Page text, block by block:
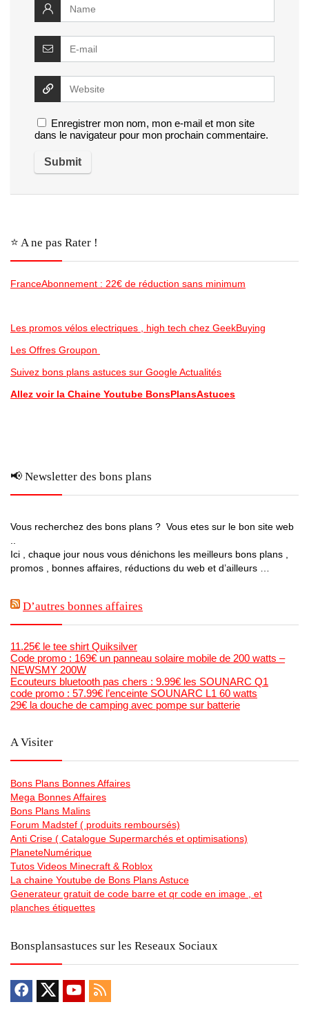
Enregistrer mon nom, mon e-mail et mon site
dans le navigateur pour mon prochain commentaire.
⭐️ A ne pas Rater !
FranceAbonnement : 22€ de réduction sans minimum
Les promos vélos electriques , high tech chez GeekBuying
Les Offres Groupon
Suivez bons plans astuces sur Google Actualités
Allez voir la Chaine Youtube BonsPlansAstuces
📢 Newsletter des bons plans
Vous recherchez des bons plans ? Vous etes sur le bon site web
Ici , chaque jour nous vous dénichons les meilleurs bons plans ,
promos , bonnes affaires, réductions du web et d’ailleurs …
D’autres bonnes affaires
11.25€ le tee shirt Quiksilver
Code promo : 169€ un panneau solaire mobile de 200 watts –
NEWSMY 200W
Ecouteurs bluetooth pas chers : 9.99€ les SOUNARC Q1
code promo : 57.99€ l’enceinte SOUNARC L1 60 watts
29€ la douche de camping avec pompe sur batterie
A Visiter
Bons Plans Bonnes Affaires
Mega Bonnes Affaires
Bons Plans Malins
Forum Madstef ( produits remboursés)
Anti Crise ( Catalogue Supermarchés et optimisations)
PlaneteNumérique
Tutos Videos Minecraft & Roblox
La chaine Youtube de Bons Plans Astuce
Generateur gratuit de code barre et qr code en image , et
planches étiquettes
Bonsplansastuces sur les Reseaux Sociaux